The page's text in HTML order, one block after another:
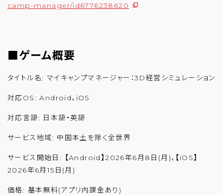
camp-manager/id6776238620
■ゲーム概要
タイトル名: マイキャンプマネージャー：3D経営シミュレーション
対応OS: Android、iOS
対応言語: 日本語・英語
サービス地域: 中国本土を除く全世界
サービス開始日: 【Android】2026年6月8日(月)、【iOS】
2026年6月15日(月)
価格: 基本無料(アプリ内課金あり)